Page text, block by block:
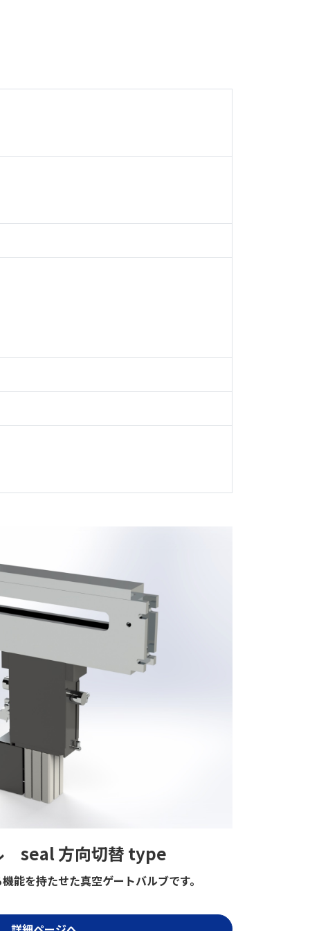
seal 方向切替 type
を持たせた真空ゲートバルブです。